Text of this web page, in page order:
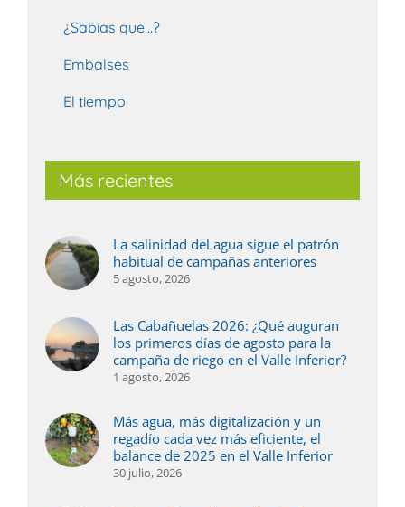
¿Sabías que…?
Embalses
El tiempo
Más recientes
La salinidad del agua sigue el patrón
habitual de campañas anteriores
5 agosto, 2026
Las Cabañuelas 2026: ¿Qué auguran
los primeros días de agosto para la
campaña de riego en el Valle Inferior?
1 agosto, 2026
Más agua, más digitalización y un
regadío cada vez más eficiente, el
balance de 2025 en el Valle Inferior
30 julio, 2026